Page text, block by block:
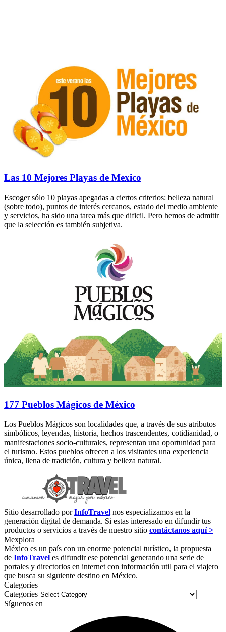
Las 10 Mejores Playas de Mexico
Escoger sólo 10 playas apegadas a ciertos criterios: belleza natural
(sobre todo), puntos de interés cercanos, estado del medio ambiente
y servicios, ha sido una tarea más que dificil. Pero hemos de admitir
que la selección es también subjetiva.
177 Pueblos Mágicos de México
Los Pueblos Mágicos son localidades que, a través de sus atributos
simbólicos, leyendas, historia, hechos trascendentes, cotidianidad, o
manifestaciones socio-culturales, representan una oportunidad para
el turismo. Estos pueblos ofrecen a los visitantes una experiencia
única, llena de tradición, cultura y belleza natural.
Sitio desarrollado porInfoTravel nos especializamos en la
generación digital de demanda. Si estas interesado en difundir tus
productos o servicios a través de nuestro sitio contáctanos aquí >
Mexplora
México es un país con un enorme potencial turístico, la propuesta
de InfoTravel es difundir ese potencial generando una serie de
portales y directorios en internet con información util para el viajero
que busca su siguiente destino en México.
Categories
Categories
Síguenos en